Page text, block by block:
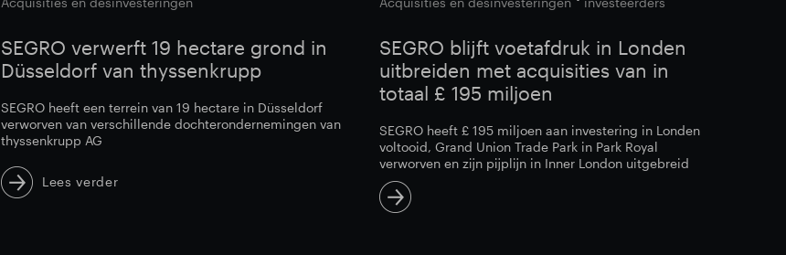
SEGRO verwerft 19 hectare grond in
Düsseldorf van thyssenkrupp
SEGRO heeft een terrein van 19 hectare in Düsseldorf
verworven van verschillende dochterondernemingen van
thyssenkrupp AG
Lees verder
SEGRO blijft voetafdruk in Londen
uitbreiden met acquisities van in
totaal £ 195 miljoen
SEGRO heeft £ 195 miljoen aan investering in Londen
voltooid, Grand Union Trade Park in Park Royal
verworven en zijn pijplijn in Inner London uitgebreid